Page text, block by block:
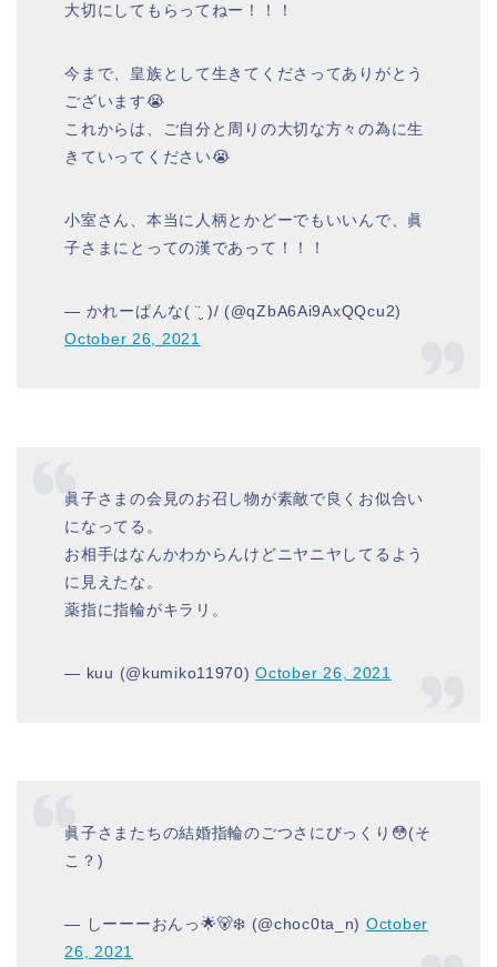
大切にしてもらってねー！！！
今まで、皇族として生きてくださってありがとう
ございます😭
これからは、ご自分と周りの大切な方々の為に生
きていってください😭
小室さん、本当に人柄とかどーでもいいんで、眞
子さまにとっての漢であって！！！
— かれーぱんな( ¨̮ )/ (@qZbA6Ai9AxQQcu2)
October 26, 2021
眞子さまの会見のお召し物が素敵で良くお似合い
になってる。
お相手はなんかわからんけどニヤニヤしてるよう
に見えたな。
薬指に指輪がキラリ。
— kuu (@kumiko11970)October 26, 2021
眞子さまたちの結婚指輪のごつさにびっくり😳(そ
こ？)
— しーーーおんっ🌟🐻‍❄️ (@choc0ta_n) October
26, 2021